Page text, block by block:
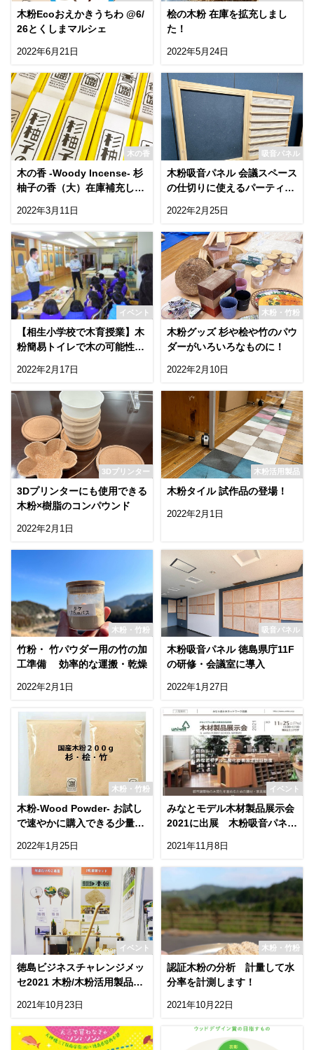
木粉Ecoおえかきうちわ @6/
26とくしまマルシェ
2022年6月21日
桧の木粉 在庫を拡充しまし
た！
2022年5月24日
木の香
木の香 -Woody Incense- 杉
柚子の香（大）在庫補充しま
2022年3月11日
吸音パネル
木粉吸音パネル 会議スペース
の仕切りに使えるパーティシ
2022年2月25日
イベント
【相生小学校で木育授業】木
粉簡易トイレで木の可能性を
2022年2月17日
木粉・竹粉
木粉グッズ 杉や桧や竹のパウ
ダーがいろいろなものに！
2022年2月10日
3Dプリンター
3Dプリンターにも使用できる
木粉×樹脂のコンパウンド
2022年2月1日
木粉活用製品
木粉タイル 試作品の登場！
2022年2月1日
木粉・竹粉
竹粉・ 竹パウダー用の竹の加
工準備 効率的な運搬・乾燥
2022年2月1日
吸音パネル
木粉吸音パネル 徳島県庁11F
の研修・会議室に導入
2022年1月27日
木粉・竹粉
木粉-Wood Powder- お試し
で速やかに購入できる少量パ
2022年1月25日
イベント
みなとモデル木材製品展示会
2021に出展 木粉吸音パネル
2021年11月8日
イベント
徳島ビジネスチャレンジメッ
セ2021 木粉/木粉活用製品を
2021年10月23日
木粉・竹粉
認証木粉の分析 計量して水
分率を計測します！
2021年10月22日